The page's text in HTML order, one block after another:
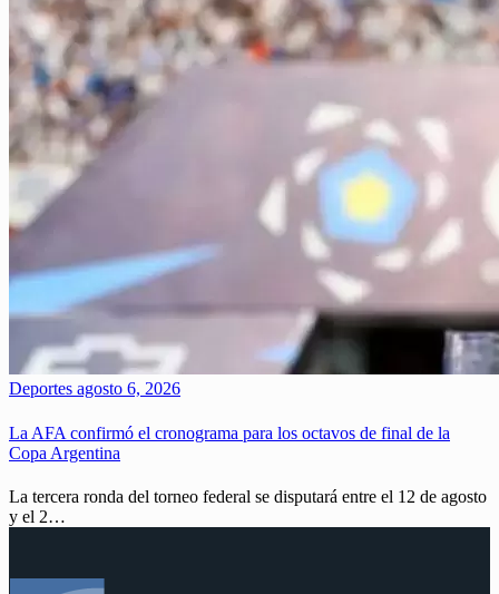
Deportes agosto 6, 2026
La AFA confirmó el cronograma para los octavos de final de la
Copa Argentina
La tercera ronda del torneo federal se disputará entre el 12 de agosto
y el 2…